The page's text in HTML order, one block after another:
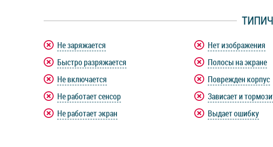
Не заряжается
Быстро разряжается
Не включается
Не работает сенсор
Не работает экран
Нет изображения
Полосы на экране
Поврежден корпус
Зависает и
Выдает ошибку